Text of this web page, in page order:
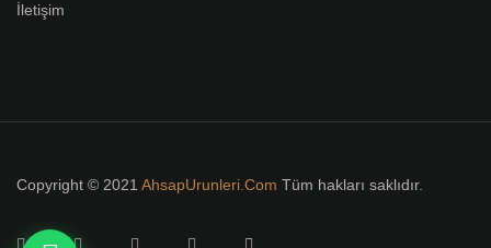
İletişim
Copyright © 2021 AhsapUrunleri.Com Tüm hakları saklıdır.